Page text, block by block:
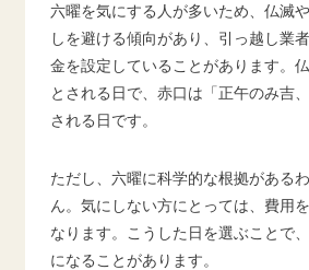
六曜を気にする人が多いため、仏滅
しを避ける傾向があり、引っ越し業
金を設定していることがあります。
とされる日で、赤口は「正午のみ吉
される日です。
ただし、六曜に科学的な根拠がある
ん。気にしない方にとっては、費用
なります。こうした日を選ぶことで
になることがあります。